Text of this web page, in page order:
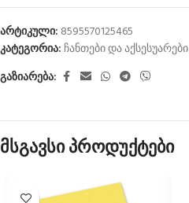
არტიკული: 8595570125465
კატეგორია: ჩანთები და აქსესუარები
გაზიარება:
მსგავსი პროდუქტები